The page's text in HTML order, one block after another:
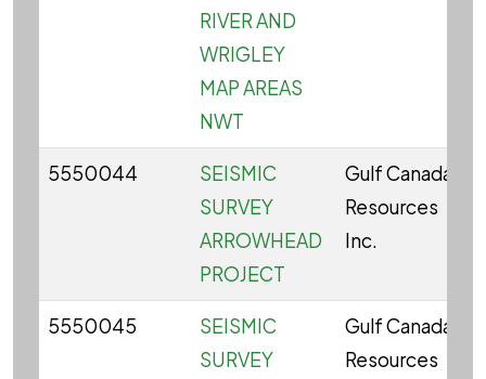
RIVER AND
WRIGLEY
MAP AREAS
NWT
5550044
SEISMIC
SURVEY
ARROWHEAD
PROJECT
Gulf Canada
Resources
Inc.
5550045
SEISMIC
SURVEY
Gulf Canada
Resources